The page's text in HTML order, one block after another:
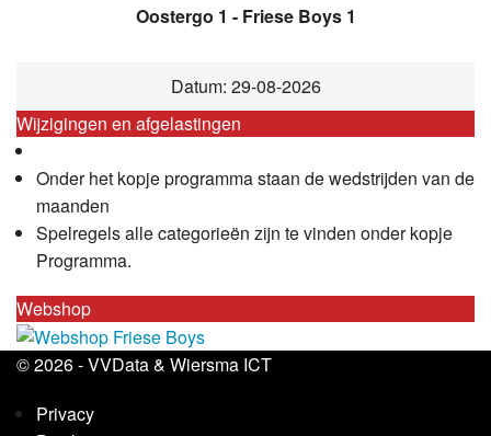
Oostergo 1 - Friese Boys 1
Datum: 29-08-2026
Wijzigingen en afgelastingen
Onder het kopje programma staan de wedstrijden van de
maanden
Spelregels alle categorieën zijn te vinden onder kopje
Programma.
Webshop
© 2026 -VVData& Wiersma ICT
Privacy